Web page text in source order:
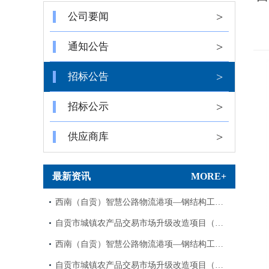
公司要闻 >
通知公告 >
招标公告 >
招标公示 >
供应商库 >
最新资讯 MORE+
西南（自贡）智慧公路物流港项—钢结构工…
自贡市城镇农产品交易市场升级改造项目（…
西南（自贡）智慧公路物流港项—钢结构工…
自贡市城镇农产品交易市场升级改造项目（…